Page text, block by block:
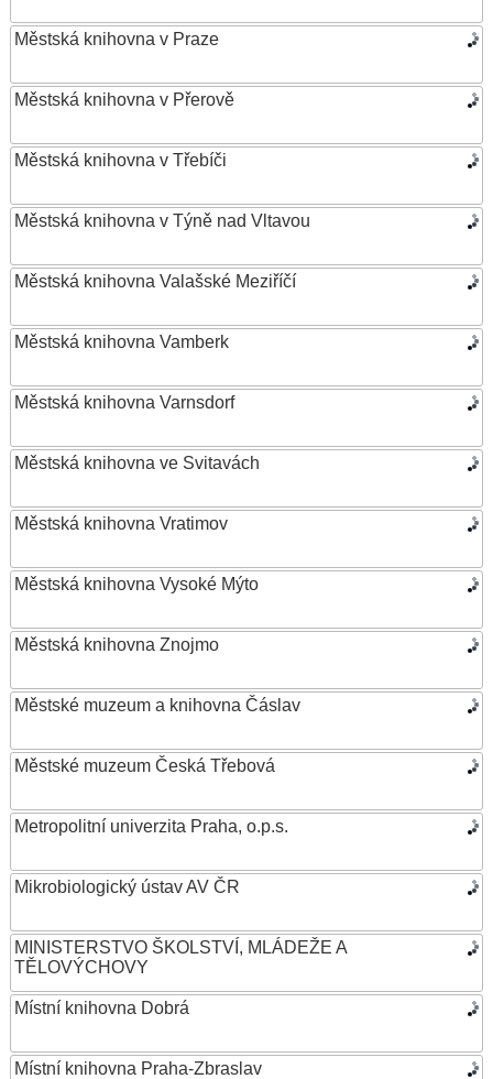
Městská knihovna v Praze
Městská knihovna v Přerově
Městská knihovna v Třebíči
Městská knihovna v Týně nad Vltavou
Městská knihovna Valašské Meziříčí
Městská knihovna Vamberk
Městská knihovna Varnsdorf
Městská knihovna ve Svitavách
Městská knihovna Vratimov
Městská knihovna Vysoké Mýto
Městská knihovna Znojmo
Městské muzeum a knihovna Čáslav
Městské muzeum Česká Třebová
Metropolitní univerzita Praha, o.p.s.
Mikrobiologický ústav AV ČR
MINISTERSTVO ŠKOLSTVÍ, MLÁDEŽE A
TĚLOVÝCHOVY
Místní knihovna Dobrá
Místní knihovna Praha-Zbraslav